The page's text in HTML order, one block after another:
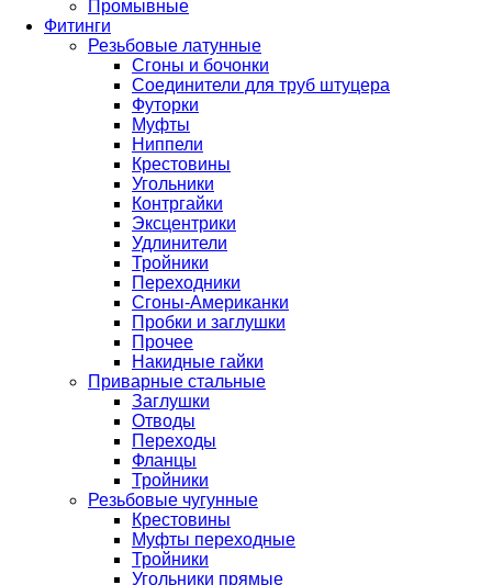
Промывные
Фитинги
Резьбовые латунные
Сгоны и бочонки
Соединители для труб штуцера
Футорки
Муфты
Ниппели
Крестовины
Угольники
Контргайки
Эксцентрики
Удлинители
Тройники
Переходники
Сгоны-Американки
Пробки и заглушки
Прочее
Накидные гайки
Приварные стальные
Заглушки
Отводы
Переходы
Фланцы
Тройники
Резьбовые чугунные
Крестовины
Муфты переходные
Тройники
Угольники прямые